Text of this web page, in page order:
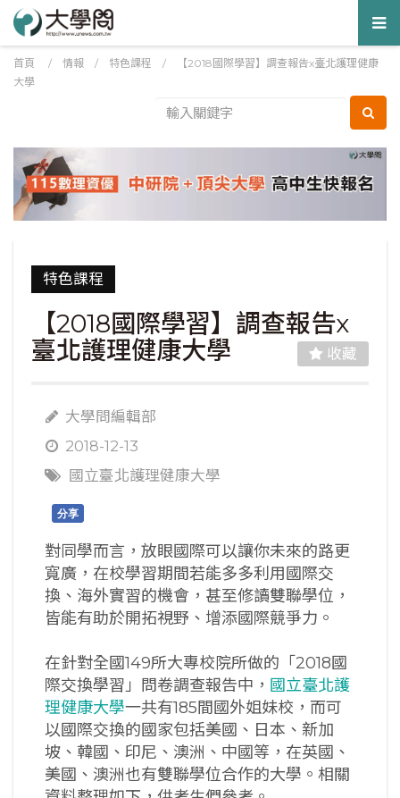
首頁 / 情報 / 特色課程 /
【2018國際學習】調查報告x臺北護理健康
大學
特色課程
【2018國際學習】調查報告x
臺北護理健康大學
收藏
大學問編輯部
2018-12-13
國立臺北護理健康大學
分享
對同學而言，放眼國際可以讓你未來的路更
寬廣，在校學習期間若能多多利用國際交
換、海外實習的機會，甚至修讀雙聯學位，
皆能有助於開拓視野、增添國際競爭力。
在針對全國149所大專校院所做的「2018國
際交換學習」問卷調查報告中， 國立臺北護
理健康大學一共有185間國外姐妹校，而可
以國際交換的國家包括美國、日本、新加
坡、韓國、印尼、澳洲、中國等，在英國、
美國、澳洲也有雙聯學位合作的大學。相關